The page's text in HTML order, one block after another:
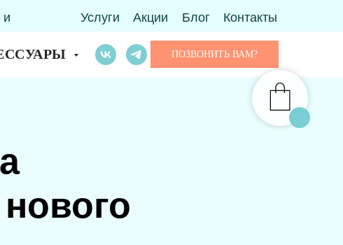
и
Акции
Услуги Блог Контакты
ПОЗВОНИТЬ ВАМ?